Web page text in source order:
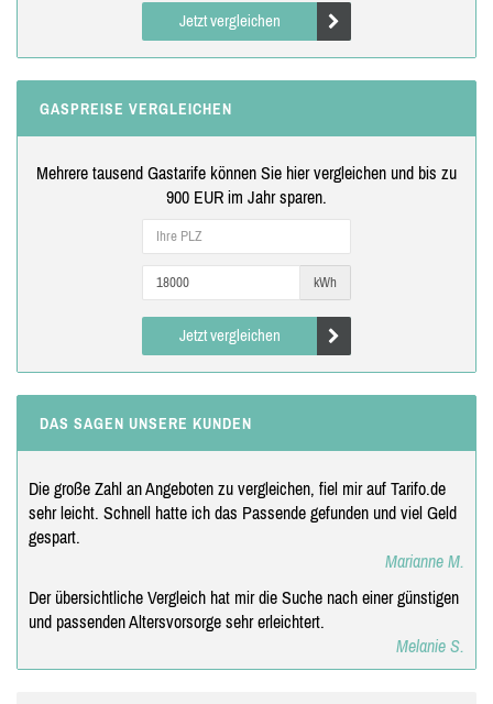
Jetzt vergleichen
GASPREISE VERGLEICHEN
Mehrere tausend Gastarife können Sie hier vergleichen und bis zu
900 EUR im Jahr sparen.
kWh
Jetzt vergleichen
DAS SAGEN UNSERE KUNDEN
Die große Zahl an Angeboten zu vergleichen, fiel mir auf Tarifo.de
sehr leicht. Schnell hatte ich das Passende gefunden und viel Geld
gespart.
Marianne M.
Der übersichtliche Vergleich hat mir die Suche nach einer günstigen
und passenden Altersvorsorge sehr erleichtert.
Melanie S.